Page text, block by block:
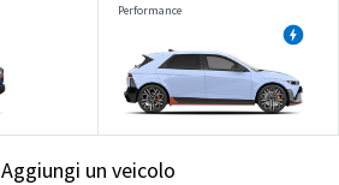
Performance
Aggiungi un veicolo